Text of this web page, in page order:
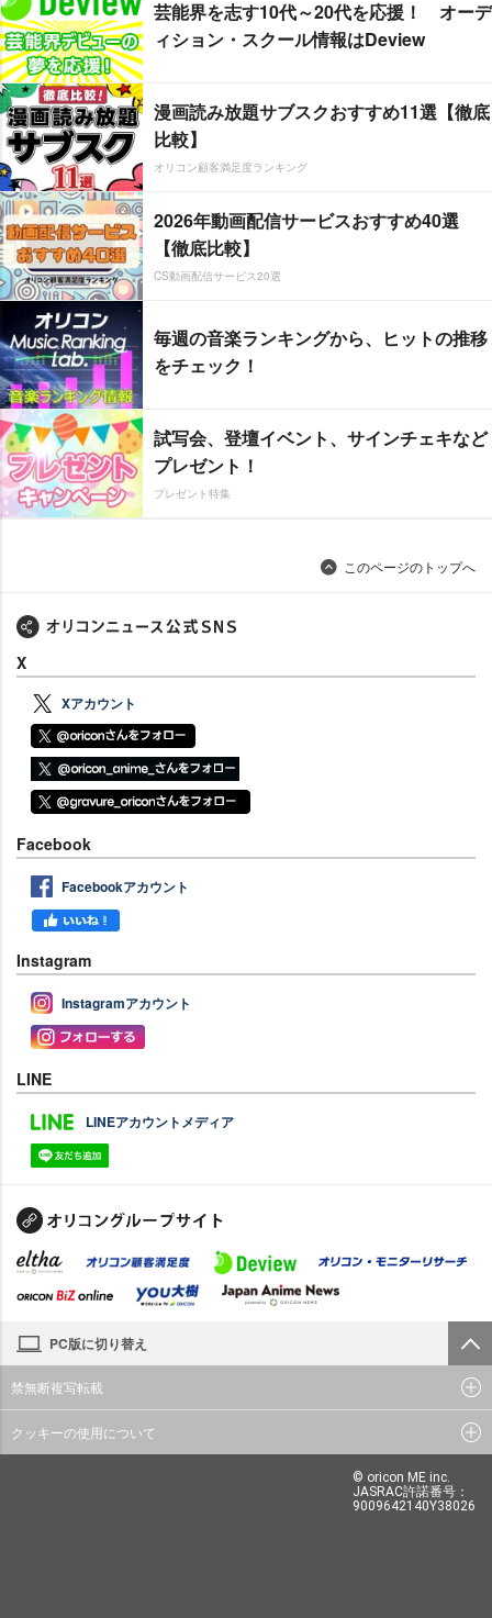
芸能界を志す10代～20代を応援！ オーデ
ィション・スクール情報はDeview
漫画読み放題サブスクおすすめ11選【徹底
比較】
オリコン顧客満足度ランキング
2026年動画配信サービスおすすめ40選
【徹底比較】
CS動画配信サービス20選
毎週の音楽ランキングから、ヒットの推移
をチェック！
試写会、登壇イベント、サインチェキなど
プレゼント！
プレゼント特集
このページのトップへ
X
Xアカウント
Facebook
Facebookアカウント
Instagram
Instagramアカウント
LINE
LINEアカウントメディア
PC版に切り替え
禁無断複写転載
クッキーの使用について
© oricon ME inc.
JASRAC許諾番号：
9009642140Y38026